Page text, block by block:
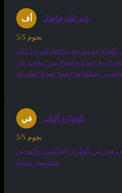
أف عبد الله فاضل
5/5 نجوم
أكفاء خاصة مع جائحة كورونا كان
البيع جيدة وأنصح من يبحث عن
متطلباته أنصح بهذه الشركة
في التجارة أليانز
5/5 نجوم
هي من الطراز العالمي والفريق
متناسق تمامًا